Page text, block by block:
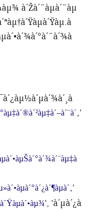
à´Žà´¨àµà´¨àµ
.à
'
'
', 'à´µà´¿à